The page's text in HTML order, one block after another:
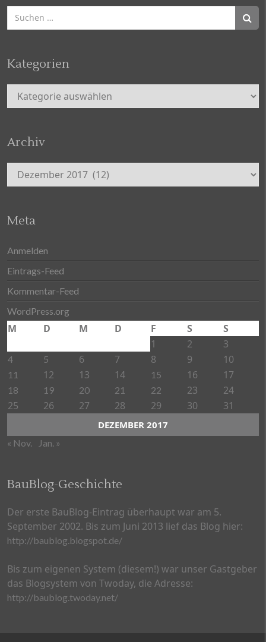
Suchen
nach:
Kategorien
Kategorien
Archiv
Archiv
Meta
Anmelden
Eintrags-Feed
Kommentar-Feed
WordPress.org
DEZEMBER 2017
M D M D F S
S
1
2 3
4 5 6 7 8 9 10
11 12 13 14 15 16 17
18 19 20 21 22 23
24
25
26 27 28 29 30 31
« Nov. Jan. »
BauBlog-Geschichte
Der erste BauBlog-Eintrag überhaupt war am 5.
September 2002. Bis zum Juni 2013 lief das Blog hier:
http://baublog.blogspot.de/
Bis zum eigenen System (diesem!) war unser Gastgeber
das Blogsystem von Twoday, die Adresse:
http://baublog.twoday.net/